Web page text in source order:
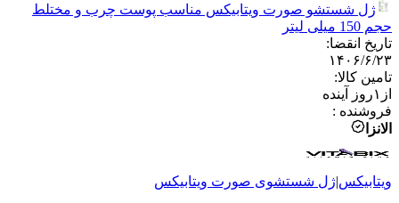
ژل شستشو صورت ویتابیکس مناسب پوست چرب و مختلط
حجم 150 میلی لیتر
تاریخ انقضا:
۱۴۰۶/۶/۲۳
تامین کالا:
از ۱روز آینده
فروشنده :
الانزا
ویتابیکس|ژل شستشوی صورت ویتابیکس